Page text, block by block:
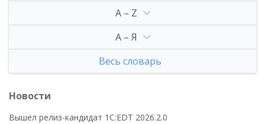
A – Z
А – Я
Весь словарь
Новости
Вышел релиз-кандидат 1C:EDT 2026.2.0